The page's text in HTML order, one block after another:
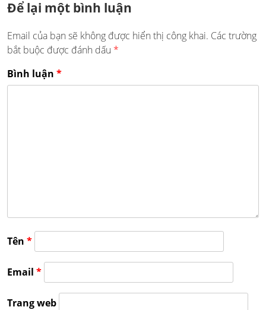
Để lại một bình luận
Email của bạn sẽ không được hiển thị công khai. Các trường
bắt buộc được đánh dấu *
Bình luận *
Tên *
Email *
Trang web